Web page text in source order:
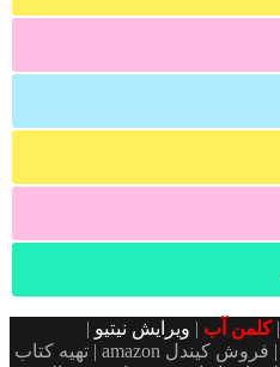
|کلمن آب | ویرایش نیتیو |
دانلود مقاله | خرید کتاب آمازون | فروش کیندل amazon | تهیه کتاب